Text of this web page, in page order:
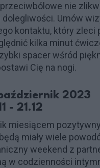
nie
Umów
kontaktu, który zleci
kilka minut
spacer wśród
Cię na nogi.
2023
- 21.12
miesiącem
będą miały wiele
weekend z
w codzienności